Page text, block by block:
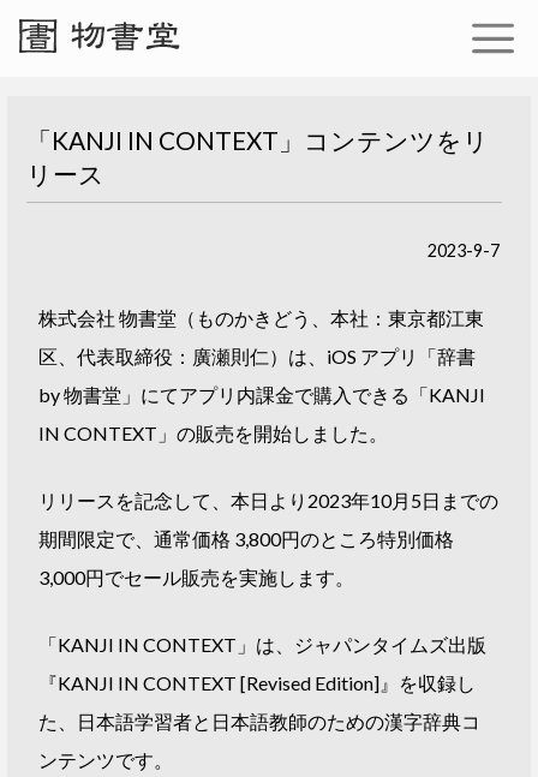
「KANJI IN CONTEXT」コンテンツをリ
リース
2023-9-7
株式会社 物書堂（ものかきどう、本社：東京都江東
区、代表取締役：廣瀬則仁）は、iOS アプリ「辞書
by 物書堂」にてアプリ内課金で購入できる「KANJI
IN CONTEXT」の販売を開始しました。
リリースを記念して、本日より2023年10月5日までの
期間限定で、通常価格 3,800円のところ特別価格
3,000円でセール販売を実施します。
「KANJI IN CONTEXT」は、ジャパンタイムズ出版
『KANJI IN CONTEXT [Revised Edition]』を収録し
た、日本語学習者と日本語教師のための漢字辞典コ
ンテンツです。